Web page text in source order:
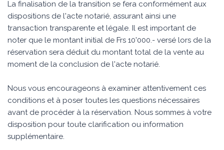
La finalisation de la transition se fera conformément aux
dispositions de l'acte notarié, assurant ainsi une
transaction transparente et légale. Il est important de
noter que le montant initial de Frs 10'000.- versé lors de la
réservation sera déduit du montant total de la vente au
moment de la conclusion de l'acte notarié.
Nous vous encourageons à examiner attentivement ces
conditions et à poser toutes les questions nécessaires
avant de procéder à la réservation. Nous sommes à votre
disposition pour toute clarification ou information
supplémentaire.